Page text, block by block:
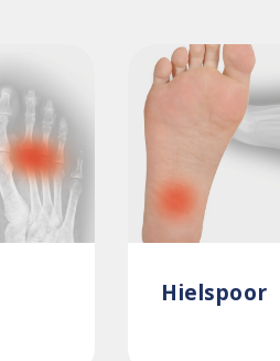
Hielspoor